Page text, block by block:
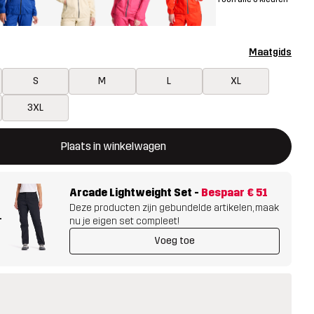
Maatgids
S M L XL
3XL
Plaats in winkelwagen
een modal met de bevestiging van een nieuw item in het
Arcade Lightweight Set - Bespaar € 51
Deze producten zijn gebundelde artikelen, maak
nu je eigen set compleet!
Voeg toe